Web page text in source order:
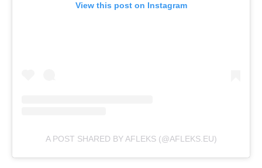
View this post on Instagram
A POST SHARED BY AFLEKS (@AFLEKS.EU)